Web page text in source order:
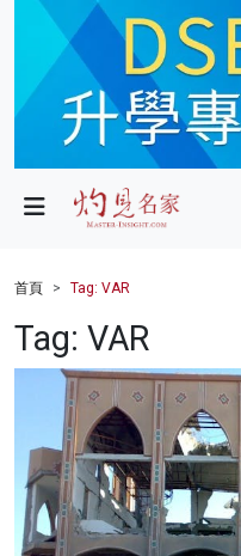
政局
財經
健康
商業
科技
影片
首頁 Tag: VAR
Tag: VAR